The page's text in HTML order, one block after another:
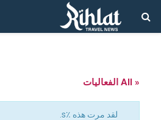
« All الفعاليات
لقد مرت هذه ٪s.